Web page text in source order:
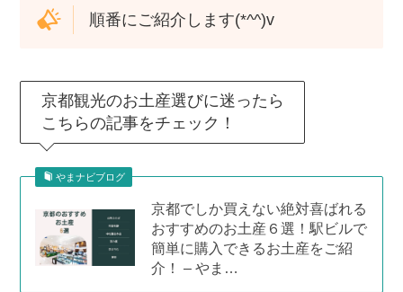
順番にご紹介します(*^^)v
京都観光のお土産選びに迷ったら
こちらの記事をチェック！
やまナビブログ
京都でしか買えない絶対喜ばれる
おすすめのお土産６選！駅ビルで
簡単に購入できるお土産をご紹
介！ – やま…